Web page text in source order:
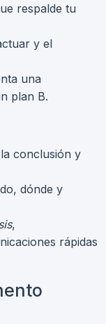
respalde tu
y el
una
plan B.
conclusión y
dónde y
,
rápidas